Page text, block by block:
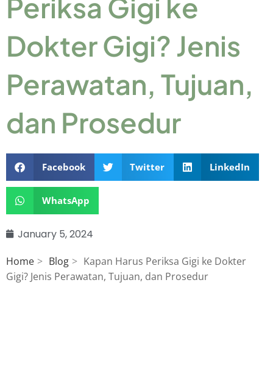
Dokter Gigi? Jenis
Perawatan, Tujuan,
dan Prosedur
Facebook Twitter LinkedIn
WhatsApp
January 5, 2024
Home Blog
Kapan Harus Periksa Gigi ke Dokter
Gigi? Jenis Perawatan, Tujuan, dan Prosedur